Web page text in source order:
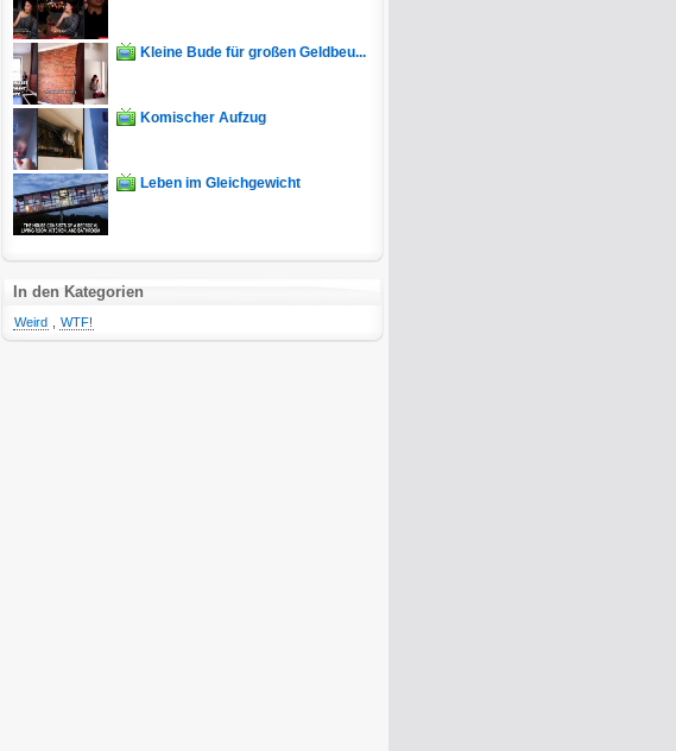
Kleine Bude für großen Geldbeu...
Komischer Aufzug
Leben im Gleichgewicht
In den Kategorien
Weird WTF!